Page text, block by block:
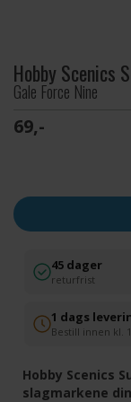
Hobby Scenics
Gale Force Nine
69,-
45 dager
returfrist
1 dags
Bestill innen kl.
Hobby Scenics
slagmarkene